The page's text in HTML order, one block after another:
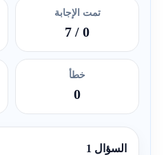
تمت الإجابة
0
/ 7
خطأ
0
السؤال 1